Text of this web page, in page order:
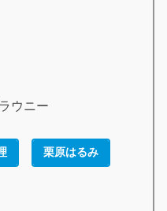
ウニー
栗原はるみ